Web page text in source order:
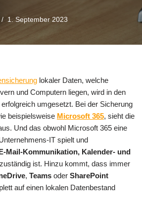
1. September 2023
lokaler Daten, welche
und Computern liegen, wird in den
umgesetzt. Bei der Sicherung
beispielsweise Microsoft 365, sieht die
Und das obwohl Microsoft 365 eine
IT spielt und
Mail-Kommunikation, Kalender- und
zuständig ist. Hinzu kommt, dass immer
, Teams oder SharePoint
auf einen lokalen Datenbestand